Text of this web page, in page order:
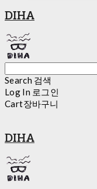
DIHA
Search 검색
Log In 로그인
Cart장바구니
DIHA